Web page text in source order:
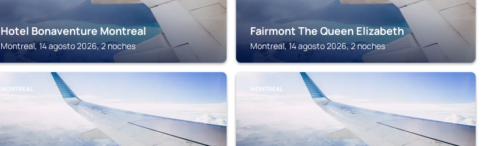
Hotel Bonaventure Montreal
Montreal, 14 agosto 2026, 2 noches
Fairmont The Queen Elizabeth
Montreal, 14 agosto 2026, 2 noches
MONTREAL MONTREAL